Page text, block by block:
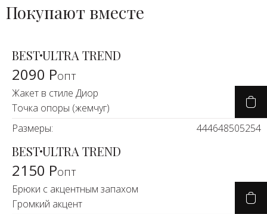
Покупают вместе
BESTULTRA TREND
2090 Ропт
Жакет в стиле Диор
Точка опоры (жемчуг)
Размеры:
444648505254
BESTULTRA TREND
2150 Ропт
Брюки с акцентным запахом
Громкий акцент